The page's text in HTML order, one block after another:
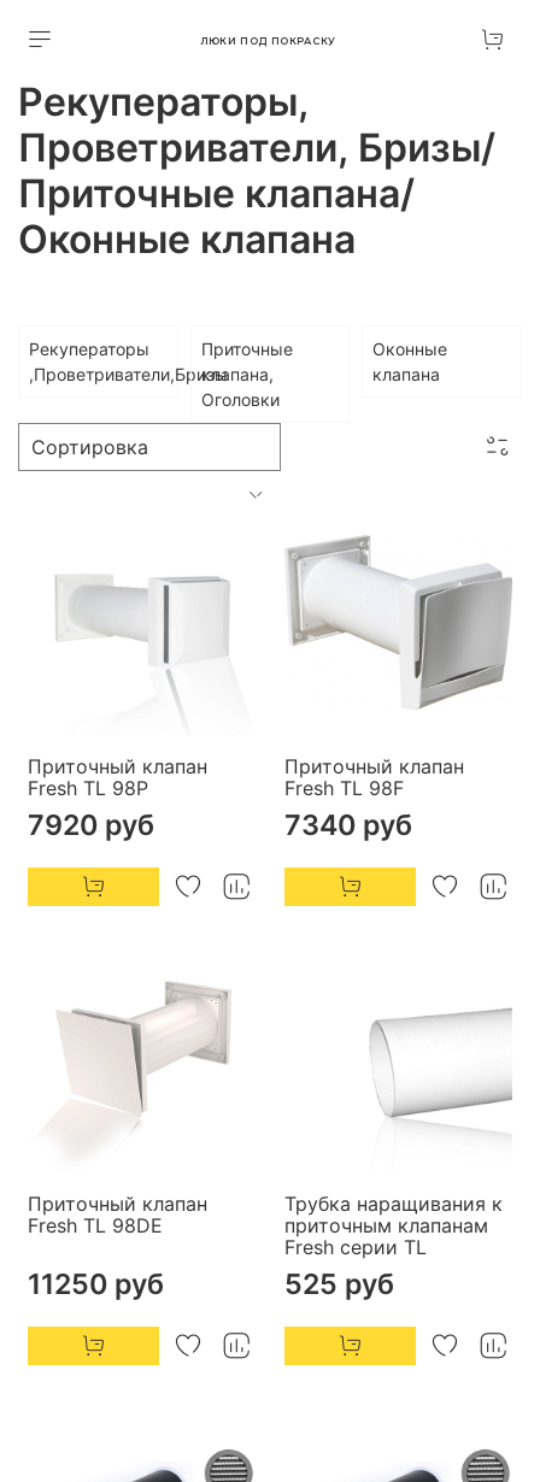
ЛЮКИ ПОД ПОКРАСКУ
Рекуператоры,
Проветриватели, Бризы/
Приточные клапана/
Оконные клапана
Рекуператоры
,Проветриватели,Бризы
Приточные
клапана,
Оголовки
Оконные
клапана
Приточный клапан
Fresh TL 98P
7920 руб
Приточный клапан
Fresh TL 98F
7340 руб
Приточный клапан
Fresh TL 98DE
11250 руб
Трубка наращивания к
приточным клапанам
Fresh серии TL
525 руб